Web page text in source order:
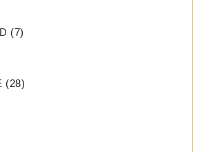
(7)
(28)